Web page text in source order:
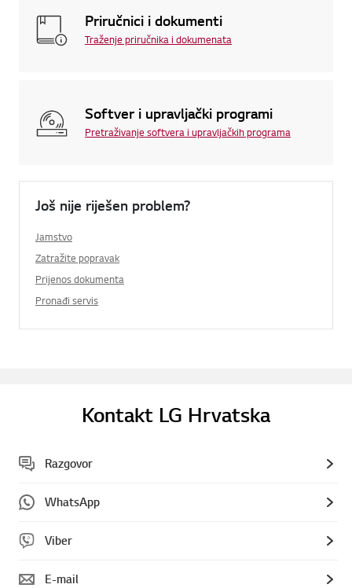
Priručnici i dokumenti
Traženje priručnika i dokumenata
Softver i upravljački programi
Pretraživanje softvera i upravljačkih programa
Još nije riješen problem?
Jamstvo
Zatražite popravak
Prijenos dokumenta
Pronađi servis
Kontakt LG Hrvatska
Razgovor
WhatsApp
Viber
E-mail